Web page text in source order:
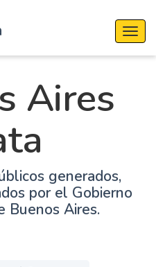
Aires
generados,
por el Gobierno
Buenos Aires.